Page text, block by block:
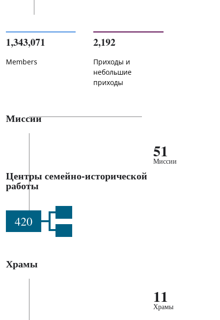
1,343,071
Members
2,192
Приходы и
небольшие
приходы
Миссии
51
Миссии
Центры семейно-исторической
работы
420
Храмы
11
Храмы